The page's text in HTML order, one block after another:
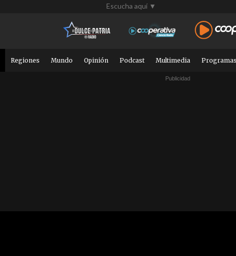
Escucha aquí ▼
Regiones Mundo Opinión Podcast Multimedia Programas